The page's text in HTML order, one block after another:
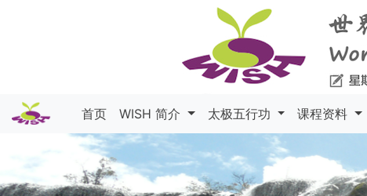
首页 WISH 简介 太极五行功 课程资料